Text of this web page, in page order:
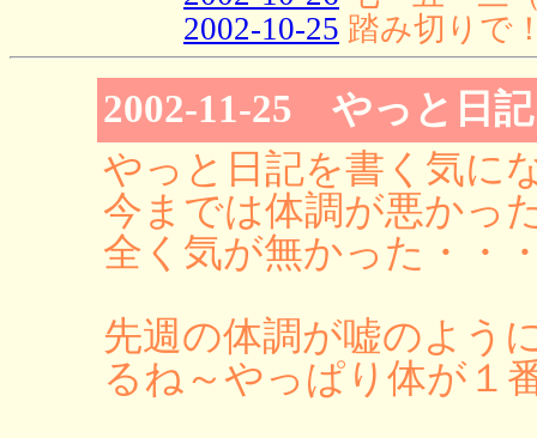
2002-10-25 踏み切りで
2002-11-25 やっと日
やっと日記を書く気に
今までは体調が悪かっ
全く気が無かった・・
先週の体調が嘘のよう
るね～やっぱり体が１